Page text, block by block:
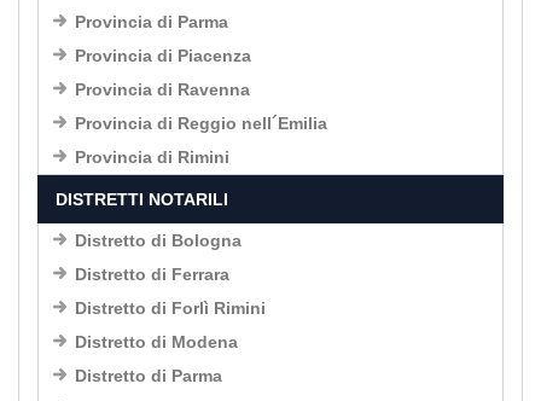
Provincia di Parma
Provincia di Piacenza
Provincia di Ravenna
Provincia di Reggio nell´Emilia
Provincia di Rimini
DISTRETTI NOTARILI
Distretto di Bologna
Distretto di Ferrara
Distretto di Forlì Rimini
Distretto di Modena
Distretto di Parma